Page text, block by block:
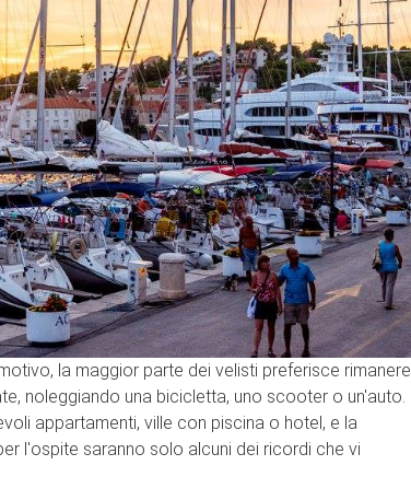
la maggior parte dei velisti preferisce rimanere
noleggiando una bicicletta, uno scooter o un'auto.
appartamenti, ville con piscina o hotel, e la
l'ospite saranno solo alcuni dei ricordi che vi